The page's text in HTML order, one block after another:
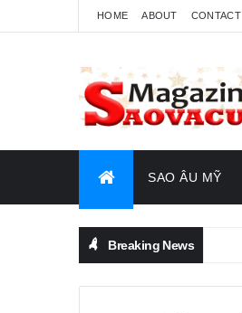
HOME ABOUT CONTACT
SAO ÂU MỸ
Breaking News